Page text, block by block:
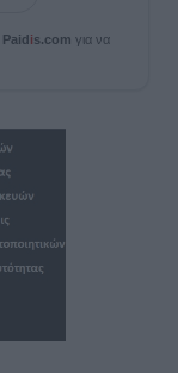
Paidis.com για να